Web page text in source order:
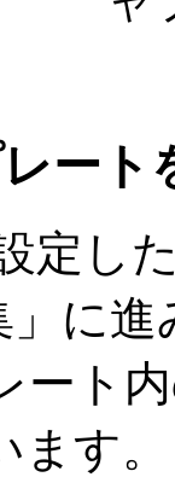
ート
定し
に進
ト
す。